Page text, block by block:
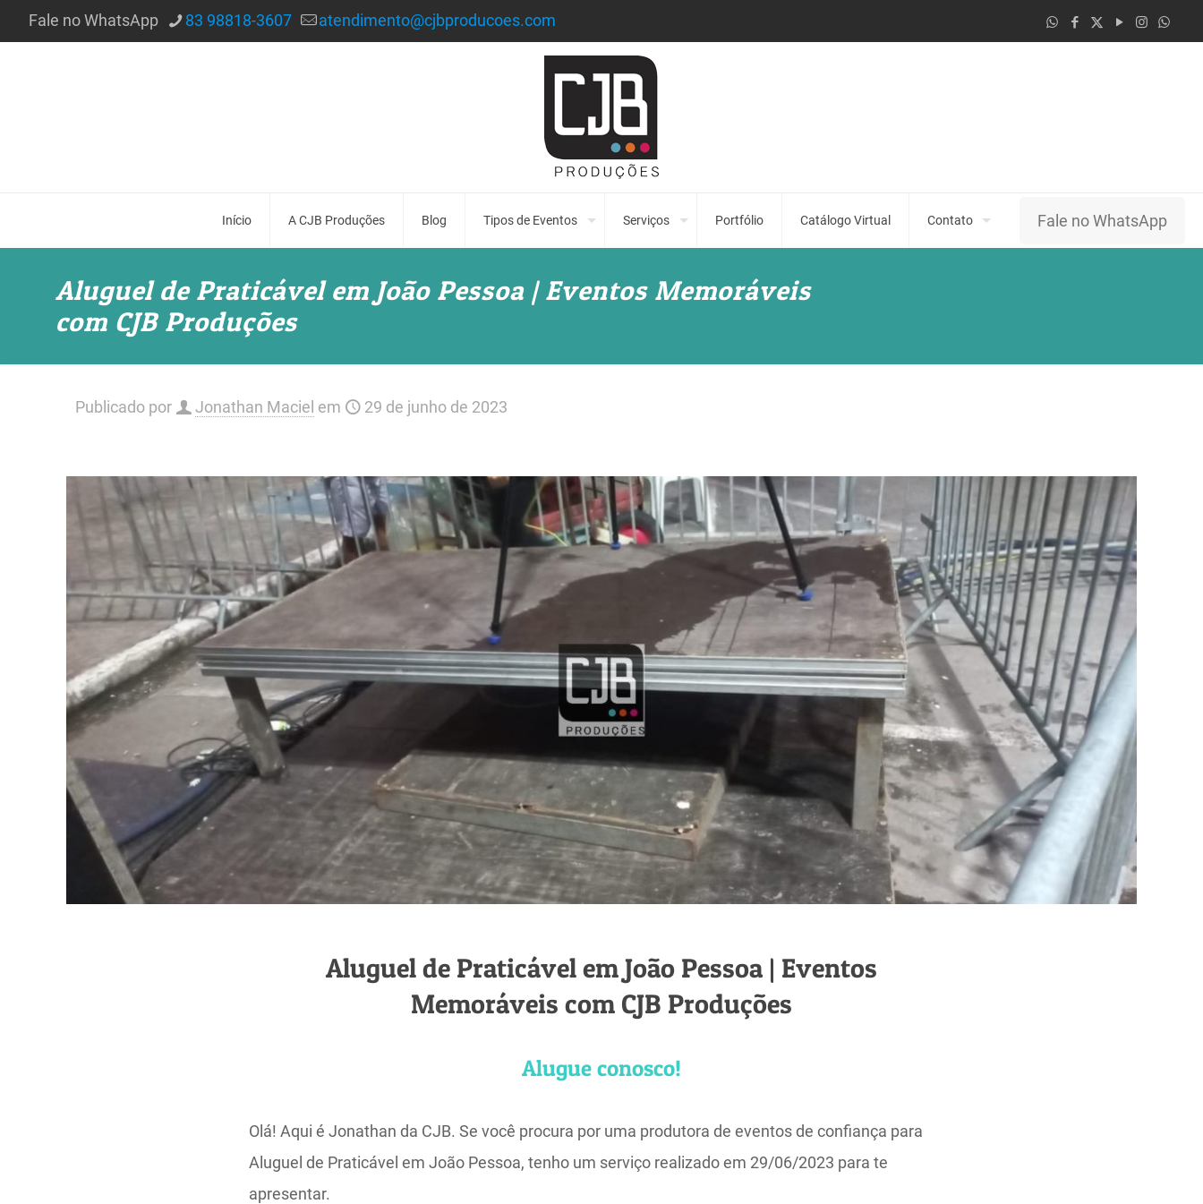
Fale no WhatsApp 83 98818-3607 atendimento@cjbproducoes.com
Início A CJB Produções Blog Tipos de Eventos Serviços Portfólio Catálogo Virtual Contato Fale no WhatsApp
Aluguel de Praticável em João Pessoa | Eventos Memoráveis
com CJB Produções
Publicado por Jonathan Maciel em 29 de junho de 2023
Aluguel de Praticável em João Pessoa | Eventos
Memoráveis com CJB Produções
Alugue conosco!
Olá! Aqui é Jonathan da CJB. Se você procura por uma produtora de eventos de confiança para
Aluguel de Praticável em João Pessoa, tenho um serviço realizado em 29/06/2023 para te
apresentar.